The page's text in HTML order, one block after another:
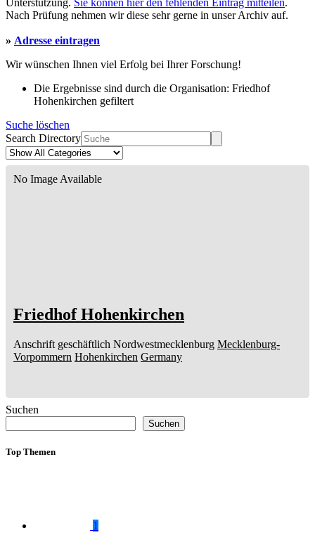
Unterstützung. Sie können hier den fehlenden Eintrag mitteilen.
Nach Prüfung nehmen wir diese sehr gerne in unser Archiv auf.
» Adresse eintragen
Wir wünschen Ihnen viel Erfolg bei Ihrer Forschung!
Die Ergebnisse sind durch die Organisation: Friedhof
Hohenkirchen gefiltert
Suche löschen
Search Directory
No Image Available
Friedhof Hohenkirchen
Anschrift geschäftlich Nordwestmecklenburg Mecklenburg-
Vorpommern Hohenkirchen Germany
Suchen
Suchen
Top Themen
1